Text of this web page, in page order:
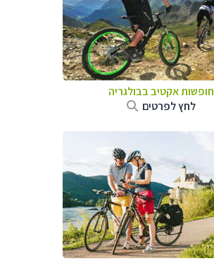
חופשות אקטיב בבולגריה
לחץ לפרטים